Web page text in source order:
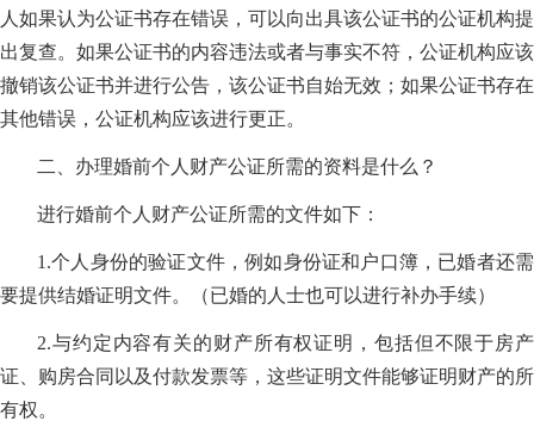
人如果认为公证书存在错误，可以向出具该公证书的公证机构提
出复查。如果公证书的内容违法或者与事实不符，公证机构应该
撤销该公证书并进行公告，该公证书自始无效；如果公证书存在
其他错误，公证机构应该进行更正。
二、 办理婚前个人财产公证所需的资料是什么？
进行婚前个人财产公证所需的文件如下：
1.个人身份的验证文件，例如身份证和户口簿，已婚者还需
要提供结婚证明文件。（已婚的人士也可以进行补办手续）
2.与约定内容有关的财产所有权证明，包括但不限于房产
证、购房合同以及付款发票等，这些证明文件能够证明财产的所
有权。